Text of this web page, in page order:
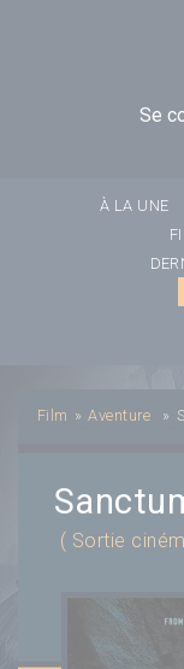
Se
À LA UNE
Film » Aventure »
( Sortie
Panneau de